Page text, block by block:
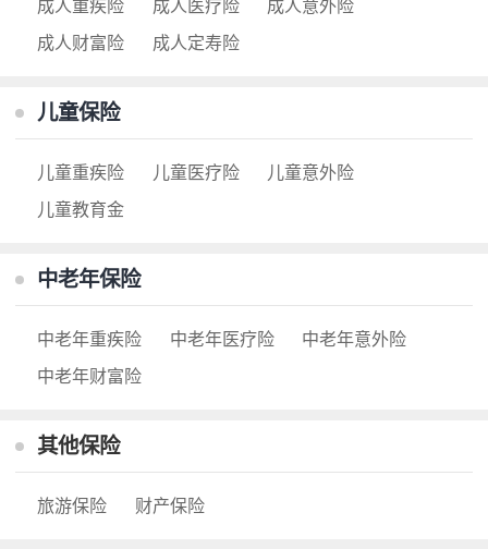
成人重疾险 成人医疗险
成人意外险
成人财富险
成人定寿险
儿童保险
儿童重疾险 儿童医疗险
儿童意外险
儿童教育金
中老年保险
中老年重疾险 中老年医疗险
中老年意外险
中老年财富险
其他保险
旅游保险 财产保险